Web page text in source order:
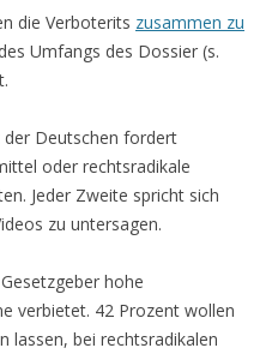
die Verboterits zusammen zu
Umfangs des Dossier (s.
der Deutschen fordert
oder rechtsradikale
Jeder Zweite spricht sich
zu untersagen.
hohe
verbietet. 42 Prozent wollen
lassen, bei rechtsradikalen